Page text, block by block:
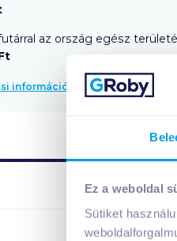
Ez a weboldal
Sütiket
az ország egész
információk